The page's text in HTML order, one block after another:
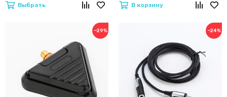
Выбрать В корзину
−29% −24%